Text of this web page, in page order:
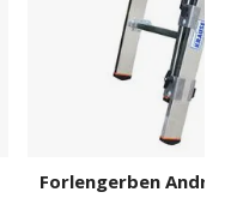
Forlengerben Andrea